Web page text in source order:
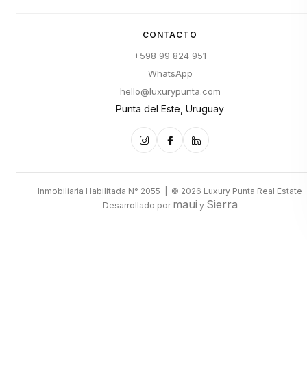
CONTACTO
+598 99 824 951
WhatsApp
hello@luxurypunta.com
Punta del Este, Uruguay
Inmobiliaria Habilitada N° 2055 | © 2026 Luxury Punta Real Estate
Desarrollado por maui y Sierra